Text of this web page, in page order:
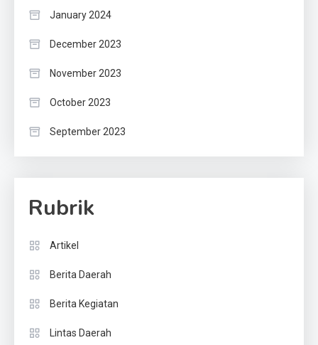
January 2024
December 2023
November 2023
October 2023
September 2023
Rubrik
Artikel
Berita Daerah
Berita Kegiatan
Lintas Daerah